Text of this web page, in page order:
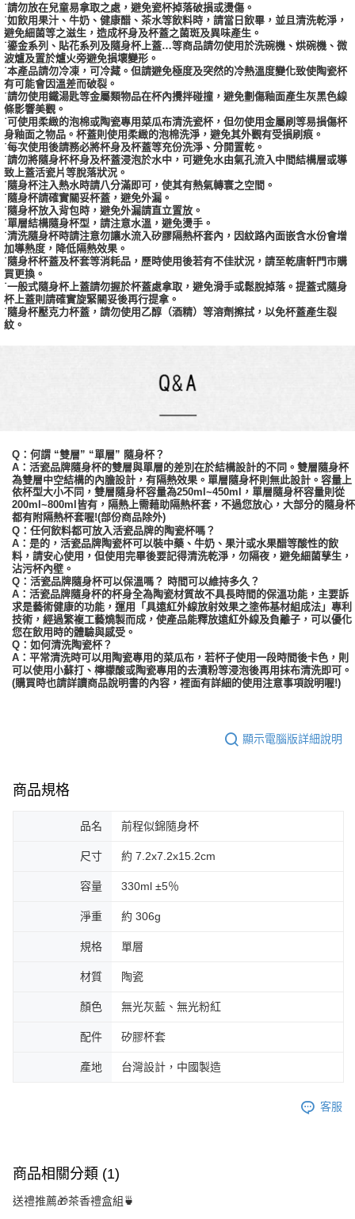
˙請勿放在兒童易拿取之處，避免瓷杯掉落破損或燙傷。
˙如飲用果汁、牛奶、健康醋、茶水等飲料時，請當日飲畢，並且清洗乾淨，
避免細菌等之滋生，造成杯身及杯蓋之菌斑及異味產生。
˙鎏金系列、貼花系列及隨身杯上蓋…等商品請勿使用於洗碗機、烘碗機、微
波爐及置於爐火旁避免損壞變形。
˙本產品請勿冷凍，可冷藏。但請避免極度及突然的冷熱溫度變化致使陶瓷杯
有可能會因溫差而破裂。
˙請勿使用鐵湯匙等金屬類物品在杯內攪拌碰撞，避免劃傷釉面產生灰黑色線
條影響美觀。
˙可使用柔緻的泡棉或陶瓷專用菜瓜布清洗瓷杯，但勿使用金屬刷等易損傷杯
身釉面之物品。杯蓋則使用柔緻的泡棉洗淨，避免其外觀有受損刷痕。
˙每次使用後請務必將杯身及杯蓋等充份洗淨、分開置乾。
˙請勿將隨身杯杯身及杯蓋浸泡於水中，可避免水由氣孔流入中間結構層或導
致上蓋活瓷片等脫落狀況。
˙隨身杯注入熱水時請八分滿即可，使其有熱氣轉寰之空間。
˙隨身杯請確實關妥杯蓋，避免外漏。
˙隨身杯放入背包時，避免外漏請直立置放。
˙單層結構隨身杯型，請注意水溫，避免燙手。
˙清洗隨身杯時請注意勿讓水流入矽膠隔熱杯套內，因紋路內面嵌含水份會增
加導熱度，降低隔熱效果。
˙隨身杯杯蓋及杯套等消耗品，歷時使用後若有不佳狀況，請至乾唐軒門市購
買更換。
˙一般式隨身杯上蓋請勿握於杯蓋處拿取，避免滑手或鬆脫掉落。提蓋式隨身
杯上蓋則請確實旋緊關妥後再行提拿。
˙隨身杯壓克力杯蓋，請勿使用乙醇（酒精）等溶劑擦拭，以免杯蓋產生裂
紋。
Q：何謂 “雙層” “單層” 隨身杯？
A：活瓷品牌隨身杯的雙層與單層的差別在於結構設計的不同。雙層隨身杯
為雙層中空結構的內膽設計，有隔熱效果。單層隨身杯則無此設計。容量上
依杯型大小不同， 雙層 隨身杯容量為250ml~450ml，單層隨身杯容量則從
200ml~800ml皆有，隔熱上需藉助隔熱杯套，不過您放心，大部分的隨身杯
都有附隔熱杯套喔!(部份商品除外)
Q：任何飲料都可放入活瓷品牌的陶瓷杯嗎？
A：是的，活瓷品牌陶瓷杯可以裝中藥、牛奶、果汁或水果醋等酸性的飲
料，請安心使用，但使用完畢後要記得清洗乾淨，勿隔夜，避免細菌孳生，
沾污杯內壁。
Q：活瓷品牌隨身杯可以保溫嗎？ 時間可以維持多久？
A：活瓷品牌隨身杯的杯身全為陶瓷材質故不具長時間的保溫功能，主要訴
求是藝術健康的功能，運用「具遠紅外線放射效果之塗佈基材組成法」專利
技術，經過繁複工藝燒製而成，使產品能釋放遠紅外線及負離子，可以優化
您在飲用時的體驗與感受。
Q：如何清洗陶瓷杯？
A：平常清洗時可以用陶瓷專用的菜瓜布，若杯子使用一段時間後卡色，則
可以使用小蘇打、檸檬酸或陶瓷專用的去漬粉等浸泡後再用抹布清洗即可。
(購買時也請詳讀商品說明書的內容，裡面有詳細的使用注意事項說明喔!)
顯示電腦版詳細說明
商品規格
品名 前程似錦隨身杯
尺寸 約 7.2x7.2x15.2cm
容量 330ml ±5％
淨重 約 306g
規格 單層
材質 陶瓷
顏色 無光灰藍、無光粉紅
配件 矽膠杯套
產地 台灣設計，中國製造
客服
商品相關分類 (1)
送禮推薦🎁茶香禮盒組🍵